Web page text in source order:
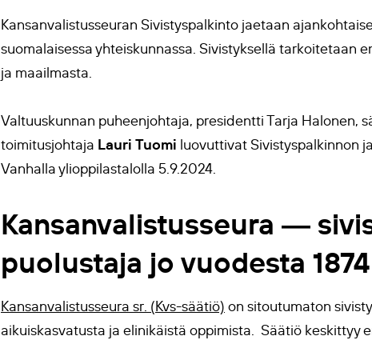
Kansanvalistusseuran Sivistyspalkinto jaetaan
suomalaisessa yhteiskunnassa. Sivistyksellä tarkoitetaan
ja maailmasta.
Valtuuskunnan puheenjohtaja, presidentti Tarja Halonen,
toimitusjohtaja Lauri Tuomi luovuttivat Sivistyspalkinnon
Vanhalla ylioppilastalolla 5.9.2024.
Kansanvalistusseura ―
puolustaja jo vuodesta 1874
Kansanvalistusseura sr. (Kvs-säätiö) on sitoutumaton
aikuiskasvatusta ja elinikäistä oppimista. Säätiö keskittyy